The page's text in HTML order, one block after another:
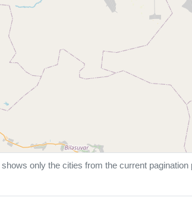
only the cities from the current